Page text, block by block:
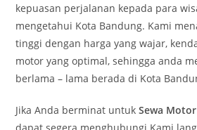
kepuasan perjalanan kepada para
mengetahui Kota Bandung. Kami
tinggi dengan harga yang wajar,
motor yang optimal, sehingga anda
berlama – lama berada di Kota
Jika Anda berminat untukSewa